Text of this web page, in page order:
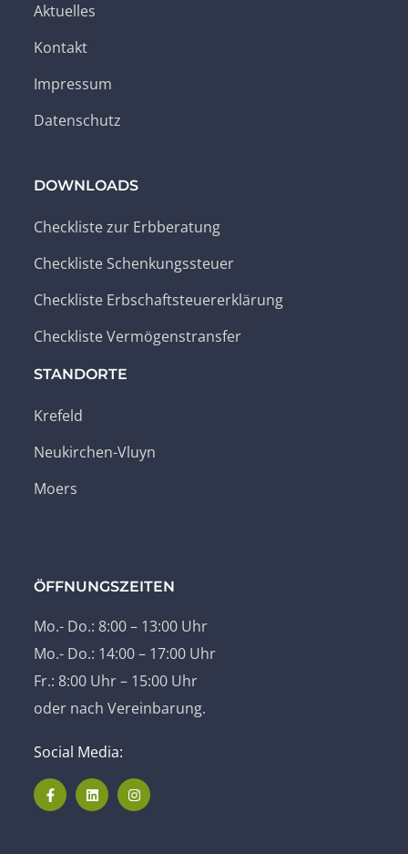
Aktuelles
Kontakt
Impressum
Datenschutz
DOWNLOADS
Checkliste zur Erbberatung
Checkliste Schenkungssteuer
Checkliste Erbschaftsteuererklärung
Checkliste Vermögenstransfer
STANDORTE
Krefeld
Neukirchen-Vluyn
Moers
ÖFFNUNGSZEITEN
Mo.- Do.: 8:00 – 13:00 Uhr
Mo.- Do.: 14:00 – 17:00 Uhr
Fr.: 8:00 Uhr – 15:00 Uhr
oder nach Vereinbarung.
Social Media: